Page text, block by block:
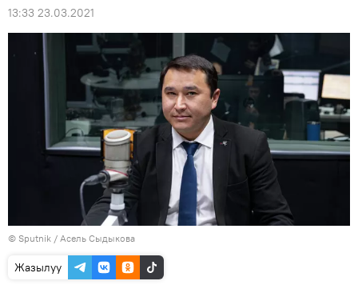
13:33 23.03.2021
© Sputnik / Асель Сыдыкова
Жазылуу